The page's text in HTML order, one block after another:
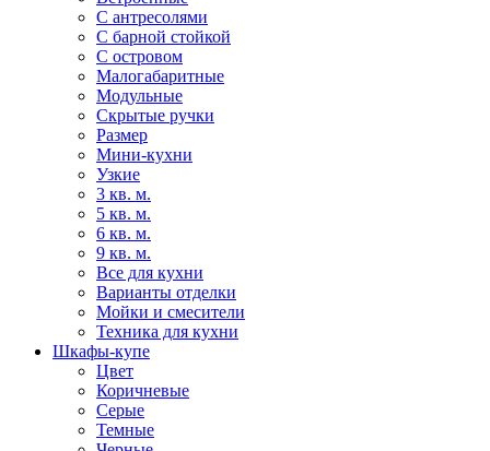
С антресолями
С барной стойкой
С островом
Малогабаритные
Модульные
Скрытые ручки
Размер
Мини-кухни
Узкие
3 кв. м.
5 кв. м.
6 кв. м.
9 кв. м.
Все для кухни
Варианты отделки
Мойки и смесители
Техника для кухни
Шкафы-купе
Цвет
Коричневые
Серые
Темные